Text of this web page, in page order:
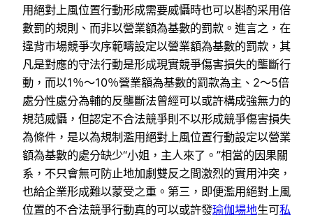
用絕對上風位置行動形成需要威懾時也可以斟酌采用倍
數罰的規則、而非以營業額為基數的罰款。進言之，在
違背市場競爭次序範疇設定以營業額為基數的罰款，其
凡是對應的守法行動是形成現實競爭傷害損失的壟斷行
動，而以1％～10％營業額為基數的罰款為主、2～5倍
處分性處分為輔的反壟斷法曾經可以或許構成強無力的
規范威懾，但認定不合法競爭則不以形成競爭傷害損失
為條件，是以為規制濫用絕對上風位置行動設定以營業
額為基數的處分缺少“小姐，主人來了。”相當的因果關
系，不只會無可防止地加劇雙反之間激烈的實用沖突，
也給企業形成難以蒙受之重。第三，即便濫用絕對上風
位置的不合法競爭行動真的可以或許發瑜伽場地生可私